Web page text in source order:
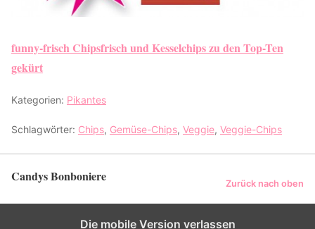
funny-frisch Chipsfrisch und Kesselchips zu den Top-Ten
gekürt
Kategorien: Pikantes
Schlagwörter: Chips, Gemüse-Chips, Veggie, Veggie-Chips
Candys Bonboniere Zurück nach oben
Die mobile Version verlassen